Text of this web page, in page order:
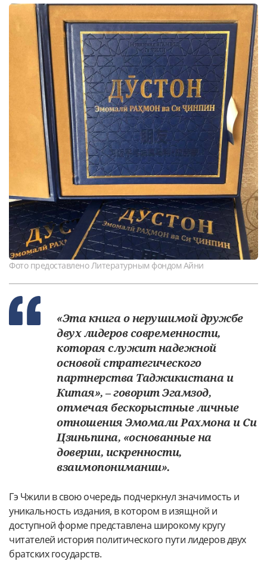
Фото предоставлено Литературным фондом Айни
«Эта книга о нерушимой дружбе
двух лидеров современности,
которая служит надежной
основой стратегического
партнерства Таджикистана и
Китая», – говорит Эгамзод,
отмечая бескорыстные личные
отношения Эмомали Рахмона и Си
Цзиньпина, «основанные на
доверии, искренности,
взаимопонимании».
Гэ Чжили в свою очередь подчеркнул значимость и
уникальность издания, в котором в изящной и
доступной форме представлена широкому кругу
читателей история политического пути лидеров двух
братских государств.